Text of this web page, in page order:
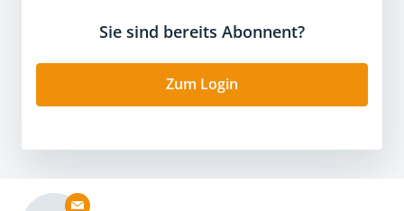
Sie sind bereits Abonnent?
Zum Login